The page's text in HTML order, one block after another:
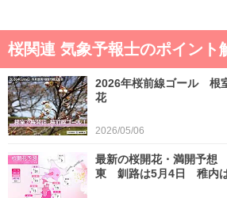
桜関連 気象予報士のポイント
2026年桜前線ゴール 根
花
2026/05/06
最新の桜開花・満開予
東 釧路は5月4日 稚内